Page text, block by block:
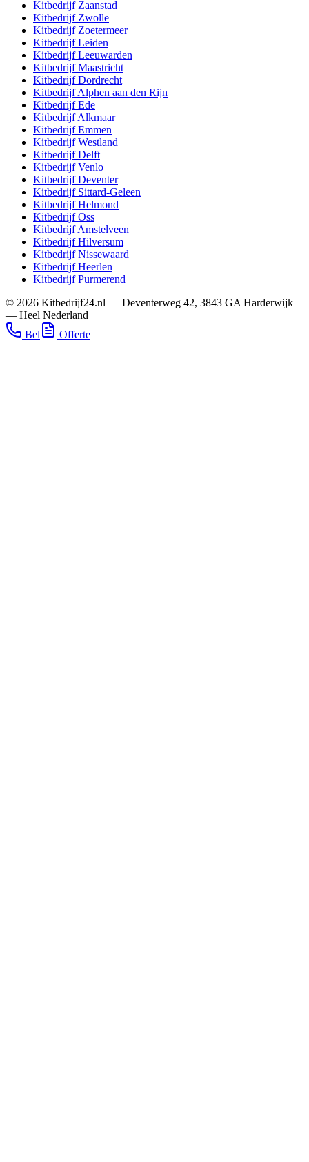
Kitbedrijf Zaanstad
Kitbedrijf Zwolle
Kitbedrijf Zoetermeer
KitbedrijfLeiden
KitbedrijfLeeuwarden
KitbedrijfMaastricht
KitbedrijfDordrecht
KitbedrijfAlphen aan den Rijn
KitbedrijfEde
KitbedrijfAlkmaar
KitbedrijfEmmen
KitbedrijfWestland
KitbedrijfDelft
KitbedrijfVenlo
KitbedrijfDeventer
Kitbedrijf Sittard-Geleen
KitbedrijfHelmond
KitbedrijfOss
KitbedrijfAmstelveen
KitbedrijfHilversum
KitbedrijfNissewaard
KitbedrijfHeerlen
KitbedrijfPurmerend
© 2026 Kitbedrijf24.nl — Deventerweg 42, 3843 GA Harderwijk
— Heel Nederland
Bel
Offerte